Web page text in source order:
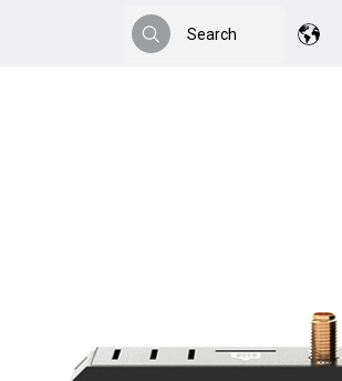
Search
Search